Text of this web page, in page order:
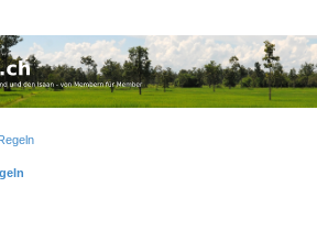
Forum - isaan-thai.ch
Thailand und den Isaan - von Membern für Member